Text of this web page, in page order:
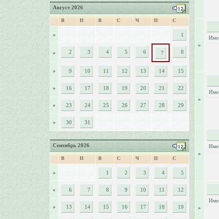
Август 2026
В П В С Ч П С
» 1
» 2 3 4 5 6 7 8
» 9 10 11 12 13 14 15
» 16 17 18 19 20 21 22
» 23 24 25 26 27 28 29
» 30 31
Сентябрь 2026
В П В С Ч П С
» 1 2 3 4 5
» 6 7 8 9 10 11 12
» 13 14 15 16 17 18 19
»
»
»
»